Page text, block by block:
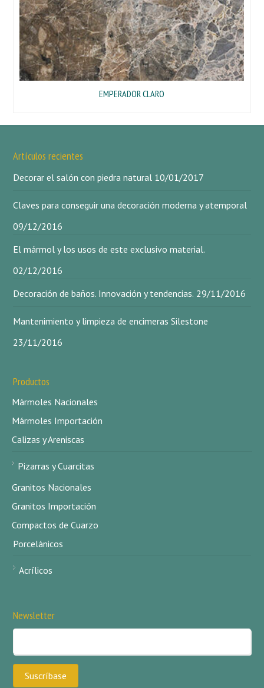
EMPERADOR CLARO
Artículos recientes
Decorar el salón con piedra natural 10/01/2017
Claves para conseguir una decoración moderna y atemporal
09/12/2016
El mármol y los usos de este exclusivo material.
02/12/2016
Decoración de baños. Innovación y tendencias. 29/11/2016
Mantenimiento y limpieza de encimeras Silestone
23/11/2016
Productos
Mármoles Nacionales
Mármoles Importación
Calizas y Areniscas
Pizarras y Cuarcitas
Granitos Nacionales
Granitos Importación
Compactos de Cuarzo
Porcelánicos
Acrílicos
Newsletter